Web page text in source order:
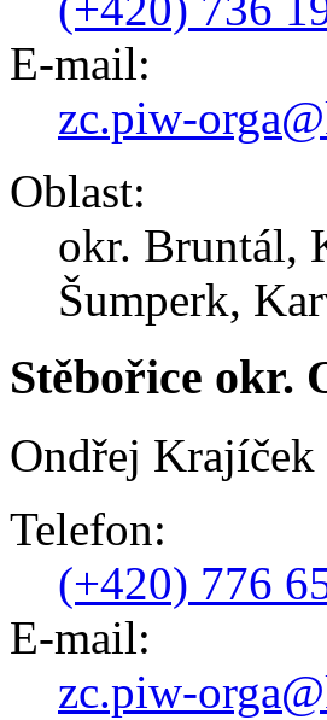
E-mail:
zc.piw-
Oblast:
okr. Bruntál,
Šumperk,
Stěbořice okr.
Ondřej Krajíček
Telefon:
(+420) 776
E-mail:
zc.piw-